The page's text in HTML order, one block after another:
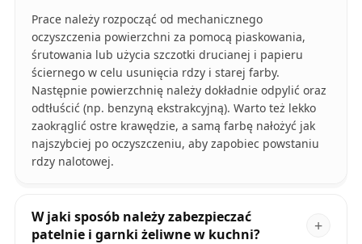
Prace należy rozpocząć od mechanicznego
oczyszczenia powierzchni za pomocą piaskowania,
śrutowania lub użycia szczotki drucianej i papieru
ściernego w celu usunięcia rdzy i starej farby.
Następnie powierzchnię należy dokładnie odpylić oraz
odtłuścić (np. benzyną ekstrakcyjną). Warto też lekko
zaokrąglić ostre krawędzie, a samą farbę nałożyć jak
najszybciej po oczyszczeniu, aby zapobiec powstaniu
rdzy nalotowej.
W jaki sposób należy zabezpieczać
patelnie i garnki żeliwne w kuchni?